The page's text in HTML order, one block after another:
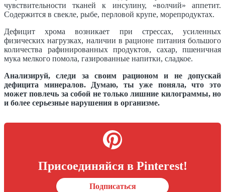
чувствительности тканей к инсулину, «волчий» аппетит.
Содержится в свекле, рыбе, перловой крупе, морепродуктах.
Дефицит хрома возникает при стрессах, усиленных
физических нагрузках, наличии в рационе питания большого
количества рафинированных продуктов, сахар, пшеничная
мука мелкого помола, газированные напитки, сладкое.
Анализируй, следи за своим рационом и не допускай
дефицита минералов. Думаю, ты уже поняла, что это
может повлечь за собой не только лишние килограммы, но
и более серьезные нарушения в организме.
Присоединяйся в Pinterest!
Подписаться